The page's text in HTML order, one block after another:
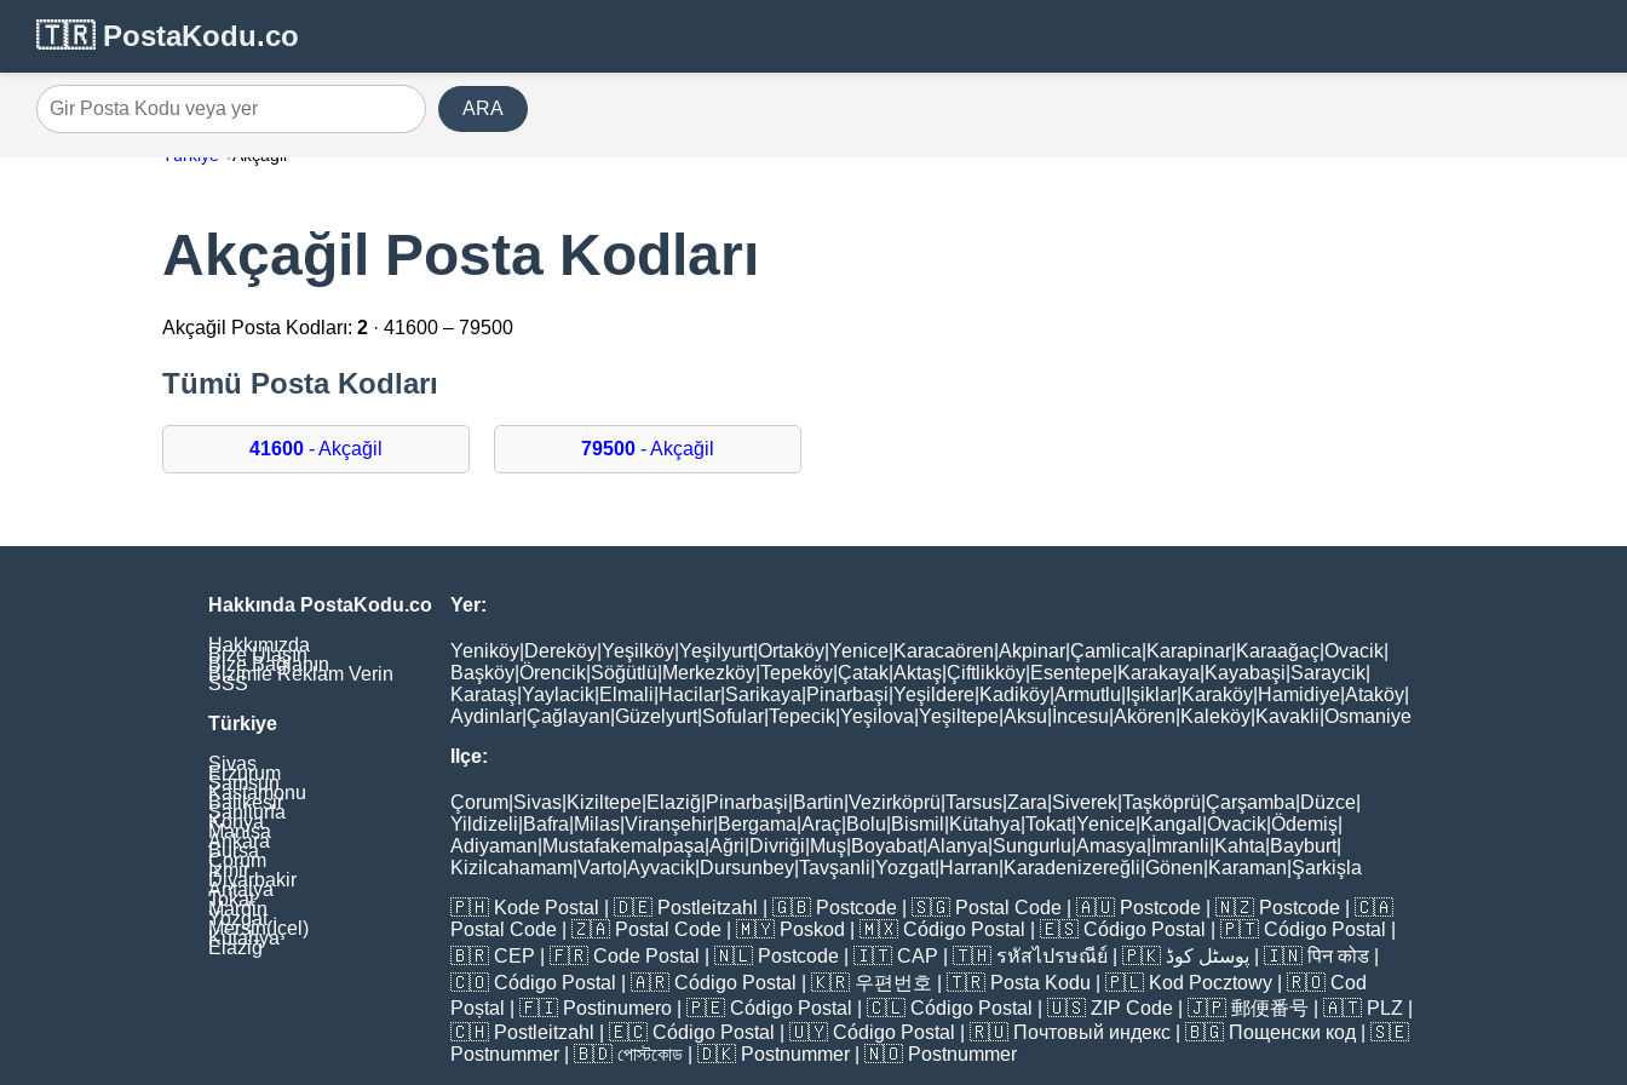
🇹🇷 PostaKodu.co
Gir Posta Kodu veya yer ARA
Türkiye Akçağil
Akçağil Posta Kodları
Akçağil Posta Kodları:2 · 41600 – 79500
Tümü Posta Kodları
41600 - Akçağil 79500 - Akçağil
Hakkında PostaKodu.co
Hakkımızda
Bize Ulaşın
Bize Bağlanın
Bizimle Reklam Verin
SSS
Türkiye
Sivas
Erzurum
Samsun
Kastamonu
Balikesir
Şanliurfa
Konya
Manisa
Ankara
Bursa
Çorum
İzmir
Diyarbakir
Antalya
Tokat
Mardin
Yozgat
Mersin(İçel)
Kütahya
Elaziğ
Yer:
Yeniköy Dereköy Yeşilköy Yeşilyurt|Ortaköy Yenice Karacaören Akpinar Çamlica Karapinar Karaağaç Ovacik
Başköy Örencik Söğütlü Merkezköy Tepeköy Çatak Aktaş Çiftlikköy Esentepe Karakaya Kayabaşi Saraycik
Karataş Yaylacik Elmali Hacilar Sarikaya Pinarbaşi Yeşildere Kadiköy Armutlu Işiklar Karaköy Hamidiye Ataköy
Aydinlar Çağlayan Güzelyurt| Sofular Tepecik Yeşilova Yeşiltepe Aksu İncesu Akören Kaleköy Kavakli Osmaniye
Ilçe:
Çorum Sivas Kiziltepe Elaziğ Pinarbaşi Bartin Vezirköprü Tarsus Zara Siverek Taşköprü Çarşamba Düzce
Yildizeli Bafra Milas Viranşehir Bergama Araç Bolu Bismil Kütahya Tokat|Yenice Kangal Ovacik Ödemiş
Adiyaman Mustafakemalpaşa Ağri Divriği Muş Boyabat|Alanya Sungurlu Amasya İmranli Kahta Bayburt|
Kizilcahamam Varto Ayvacik Dursunbey Tavşanli Yozgat| Harran Karadenizereğli Gönen Karaman Şarkişla
🇵🇭 Kode Postal | 🇩🇪 Postleitzahl | 🇬🇧 Postcode | 🇸🇬 Postal Code | 🇦🇺 Postcode | 🇳🇿 Postcode | 🇨🇦
Postal Code | 🇿🇦 Postal Code | 🇲🇾 Poskod | 🇲🇽 Código Postal | 🇪🇸 Código Postal | 🇵🇹 Código Postal
🇧🇷 CEP | 🇫🇷 Code Postal | 🇳🇱 Postcode | 🇮🇹 CAP | 🇹🇭 รหัสไปรษณีย์ | 🇵🇰 پوسٹل کوڈ | 🇮🇳पिन कोड
🇨🇴 Código Postal | 🇦🇷 Código Postal | 🇰🇷 우편번호 | 🇹🇷 Posta Kodu | 🇵🇱 Kod Pocztowy | 🇷🇴 Cod
Poștal
| 🇫🇮 Postinumero | 🇵🇪 Código Postal | 🇨🇱 Código Postal | 🇺🇸 ZIP Code | 🇯🇵 郵便番号 | 🇦🇹 PLZ
🇨🇭 Postleitzahl | 🇪🇨 Código Postal | 🇺🇾 Código Postal | 🇷🇺 Почтовый индекс | 🇧🇬 Пощенски код | 🇸🇪
Postnummer | 🇧🇩 পোস্টকোড | 🇩🇰 Postnummer | 🇳🇴 Postnummer